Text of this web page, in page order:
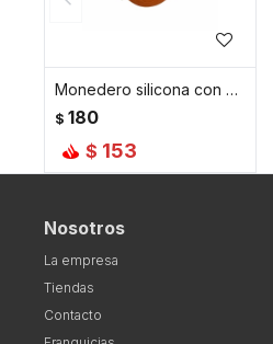
Monedero silicona con colgante - Naranja
$ 180
$ 153
Nosotros
La empresa
Tiendas
Contacto